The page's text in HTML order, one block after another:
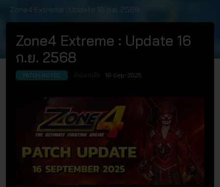
Zone4 Extreme : Update 16 ก.ย. 2568
Zone4 Extreme : Update 16
ก.ย. 2568
PATCH-NOTES 16-Sep-2025